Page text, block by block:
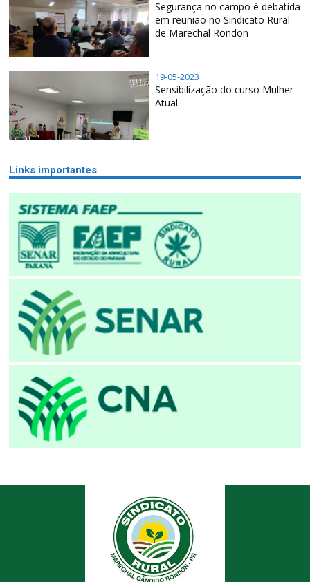
Segurança no campo é debatida
em reunião no Sindicato Rural
de Marechal Rondon
19-05-2023
Sensibilização do curso Mulher
Atual
Links importantes